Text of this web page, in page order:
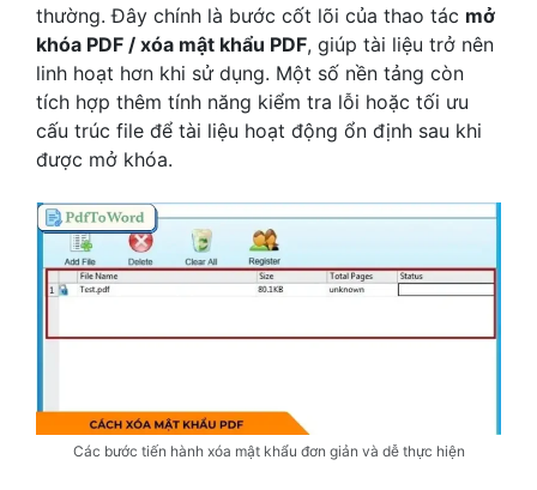
thường. Đây chính là bước cốt lõi của thao tác mở
khóa PDF / xóa mật khẩu PDF, giúp tài liệu trở nên
linh hoạt hơn khi sử dụng. Một số nền tảng còn
tích hợp thêm tính năng kiểm tra lỗi hoặc tối ưu
cấu trúc file để tài liệu hoạt động ổn định sau khi
được mở khóa.
Các bước tiến hành xóa mật khẩu đơn giản và dễ thực hiện